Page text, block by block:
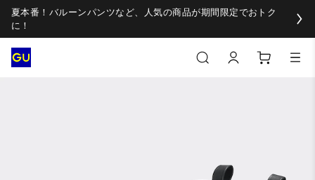
夏本番！バルーンパンツなど、人気の商品が期間限定でおトク
に！